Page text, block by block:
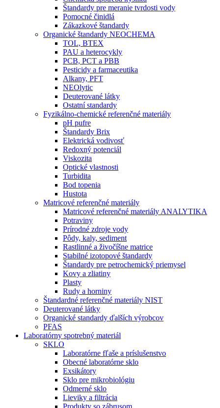
Štandardy pre meranie tvrdosti vody
Pomocné činidlá
Zákazkové štandardy
Organické štandardy NEOCHEMA
TOL, BTEX
PAU a heterocykly
PCB, PCT a PBB
Pesticidy a farmaceutika
Alkany, PFT
NEOlytic
Deuterované látky
Ostatní standardy
Fyzikálno-chemické referenčné materiály
pH pufre
Štandardy Brix
Elektrická vodivosť
Redoxný potenciál
Viskozita
Optické vlastnosti
Turbidita
Bod topenia
Hustota
Matricové referenčné materiály
Matricové referenčné materiály ANALYTIKA
Potraviny
Prírodné zdroje vody
Pôdy, kaly, sediment
Rastlinné a živočíšne matrice
Stabilné izotopové štandardy
Štandardy pre petrochemický priemysel
Kovy a zliatiny
Plasty
Rudy a horniny
Štandardné referenčné materiály NIST
Deuterované látky
Organické standardy ďalších výrobcov
PFAS
Laboratórny spotrebný materiál
SKLO
Laboratórne fľaše a príslušenstvo
Obecné laboratórne sklo
Exsikátory
Sklo pre mikrobiológiu
Odmerné sklo
Lieviky a filtrácia
Produkty so zábrusom